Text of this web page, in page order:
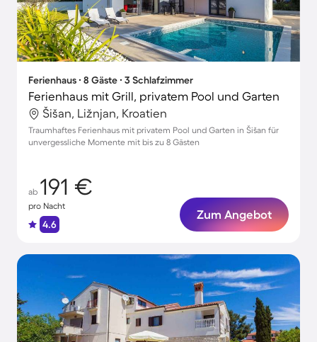
Ferienhaus ∙ 8 Gäste ∙ 3 Schlafzimmer
Ferienhaus mit Grill, privatem Pool und Garten
Šišan, Ližnjan, Kroatien
Traumhaftes Ferienhaus mit privatem Pool und Garten in Šišan für
unvergessliche Momente mit bis zu 8 Gästen
ab 191 €
pro Nacht
4.6
Zum Angebot